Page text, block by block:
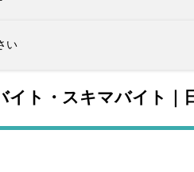
い
ト・スキマバイト｜